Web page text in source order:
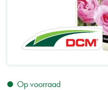
Op voorraad